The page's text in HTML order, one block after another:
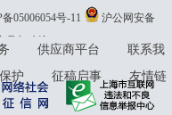
:021-61278686 举报邮箱：
05006054号-11
沪公网安备
见与建议:4000300059/952500
供应商平台
联系我
护 征稿启事
友情链